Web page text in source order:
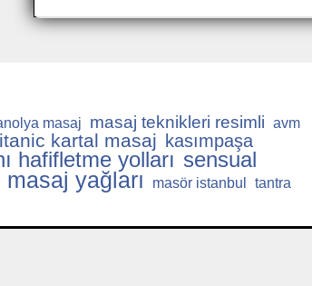
masaj masaj teknikleri resimli avm
kartal masaj kasımpaşa
hafifletme yolları sensual
yağları masör istanbul
tantra